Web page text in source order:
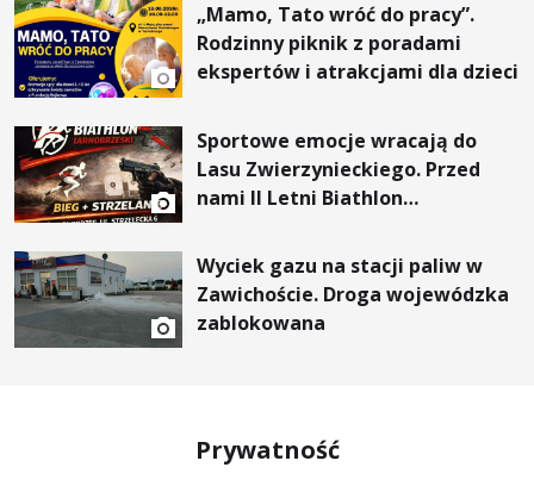
„Mamo, Tato wróć do pracy”.
Rodzinny piknik z poradami
ekspertów i atrakcjami dla dzieci
Sportowe emocje wracają do
Lasu Zwierzynieckiego. Przed
nami II Letni Biathlon
Wyciek gazu na stacji paliw w
Zawichoście. Droga wojewódzka
zablokowana
Prywatność